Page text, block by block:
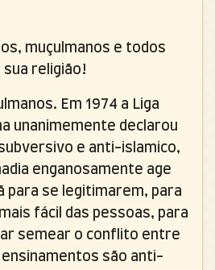
muçulmanos e todos
religião!
Em 1974 a Liga
unanimemente declarou
e anti-islamico,
enganosamente age
para se legitimarem, para
fácil das pessoas, para
semear o conflito entre
são anti-